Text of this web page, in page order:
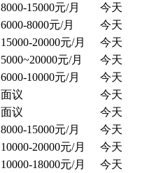
8000-15000元/月
今天
6000-8000元/月
今天
15000-20000元/月
今天
5000~20000元/月
今天
6000-10000元/月
今天
面议
今天
面议
今天
8000-15000元/月
今天
10000-20000元/月
今天
10000-18000元/月 今天